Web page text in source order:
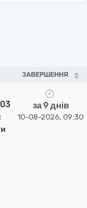
ЗАВЕРШЕННЯ
за 9 днів
10-08-2026, 09:30